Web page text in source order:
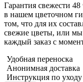
Гарантия свежести
в нашем цветочном
том, что для их
свежие цветы, или мы
каждый заказ с
Удобная переноска
Анонимная доставка
Инструкция по уходу